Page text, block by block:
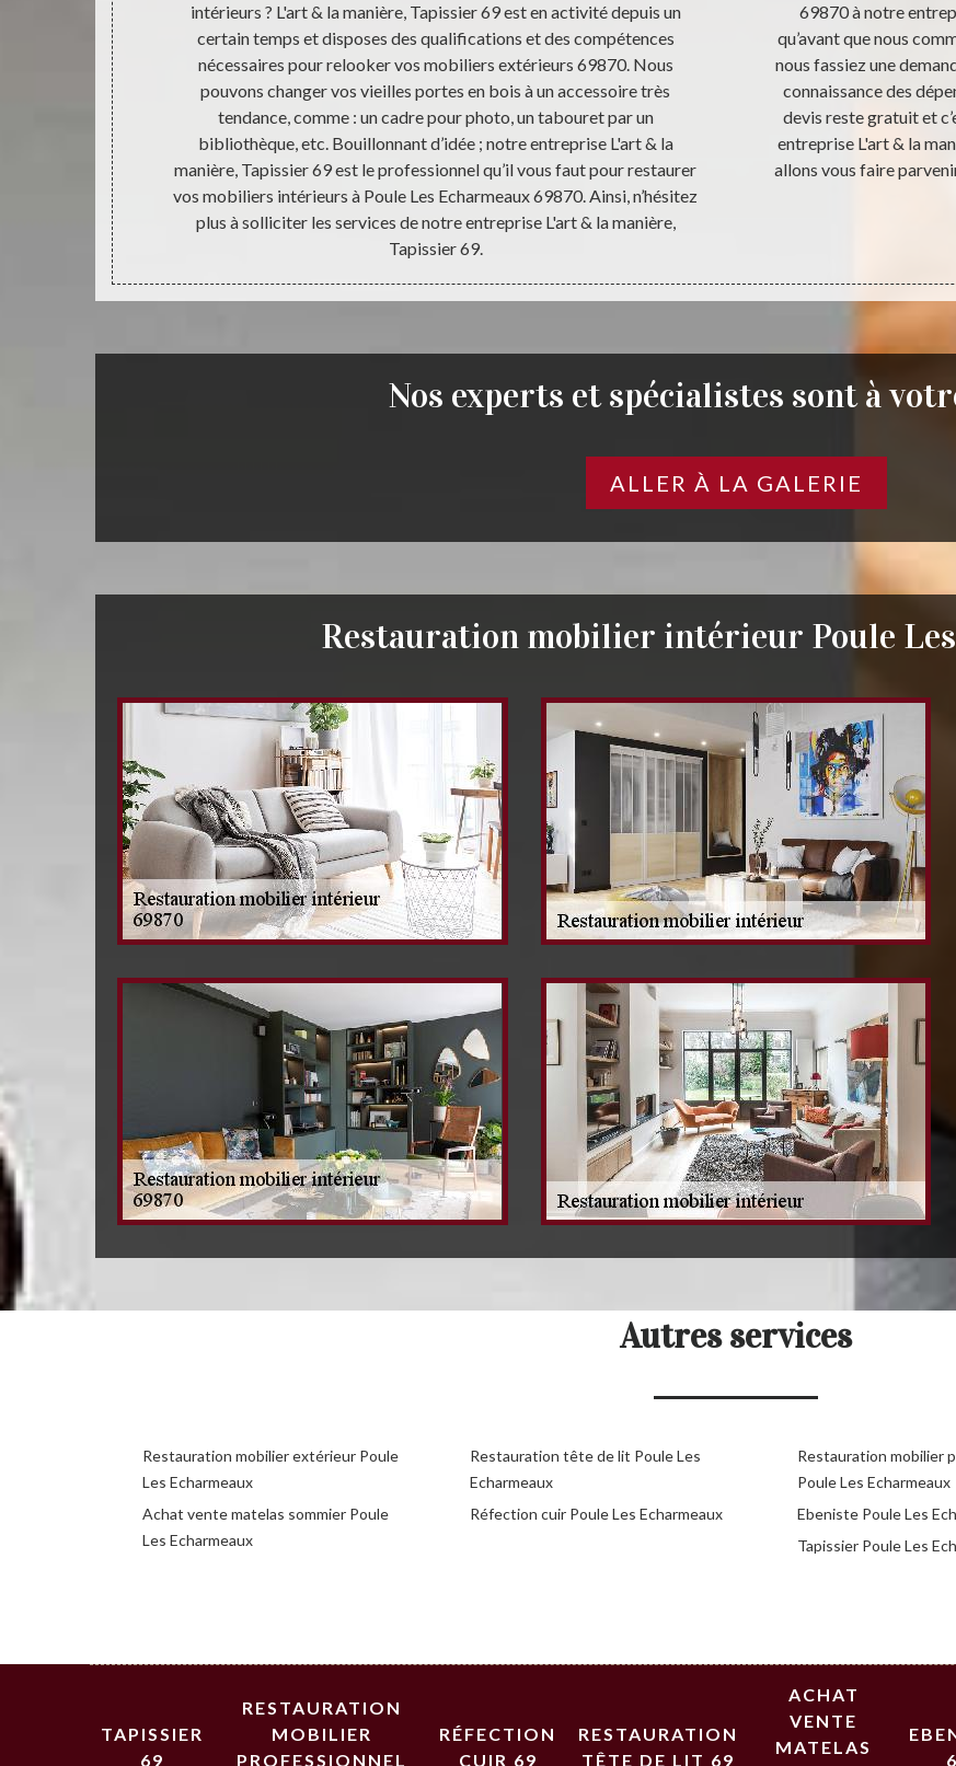
intérieurs ? L'art & la manière, Tapissier 69 est en activité depuis un
certain temps et disposes des qualifications et des compétences
nécessaires pour relooker vos mobiliers extérieurs 69870. Nous
pouvons changer vos vieilles portes en bois à un accessoire très
tendance, comme : un cadre pour photo, un tabouret par un
bibliothèque, etc. Bouillonnant d’idée ; notre entreprise L'art & la
manière, Tapissier 69 est le professionnel qu’il vous faut pour restaurer
vos mobiliers intérieurs à Poule Les Echarmeaux 69870. Ainsi, n’hésitez
plus à solliciter les services de notre entreprise L'art & la manière,
Tapissier 69.
69870 à notre
qu’avant que nous
nous fassiez une
connaissance des
devis reste gratuit et
entreprise L'art & la
allons vous faire
Nos experts et spécialistes sont à
ALLER À LA GALERIE
Restauration mobilier intérieur Poule
Autres services
Restauration mobilier extérieur Poule
Les Echarmeaux
Achat vente matelas sommier Poule
Les Echarmeaux
Restauration tête de lit Poule Les
Echarmeaux
Réfection cuir Poule Les Echarmeaux
Restauration mobilier
Poule Les Echarmeaux
Ebeniste Poule Les
Tapissier Poule Les
TAPISSIER
69
RESTAURATION
MOBILIER
PROFESSIONNEL
RÉFECTION
CUIR 69
RESTAURATION
TÊTE DE LIT 69
ACHAT
VENTE
MATELAS